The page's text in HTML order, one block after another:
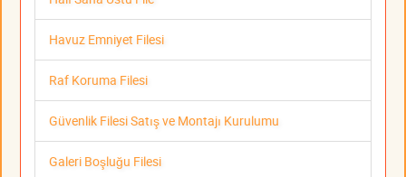
Havuz Emniyet Filesi
Raf Koruma Filesi
Güvenlik Filesi Satış ve Montajı Kurulumu
Galeri Boşluğu Filesi